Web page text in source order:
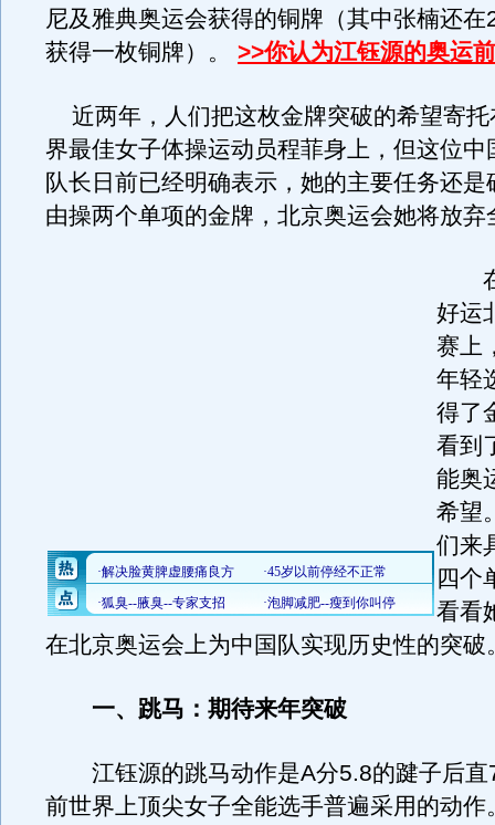
尼及雅典奥运会获得的铜牌（其中张楠还
获得一枚铜牌）。 >>你认为江钰源的奥运
近两年，人们把这枚金牌突破的希望寄托
界最佳女子体操运动员程菲身上，但这位中
队长日前已经明确表示，她的主要任务还是
由操两个单项的金牌，北京奥运会她将放弃
在
好运
赛上
年轻
得了
看到
能奥
希望
们来
四个
看看
在北京奥运会上为中国队实现历史性的突破
一、跳马：期待来年突破
江钰源的跳马动作是A分5.8的踺子后直
前世界上顶尖女子全能选手普遍采用的动作